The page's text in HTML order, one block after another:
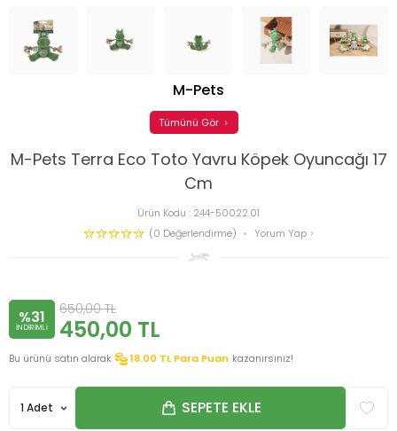
M-Pets Terra Eco Toto Yavru Köpek Oyuncağı 17
Cm
Ürün Kodu : 244-50022.01
(0 Değerlendirme)
Yorum Yap
M-Pets
Tümünü Gör
%31
INDIRIMLI
650,00TL
450,00 TL
Bu ürünü satın alarak 18.00 TL Para Puan kazanırsınız!
SEPETE EKLE